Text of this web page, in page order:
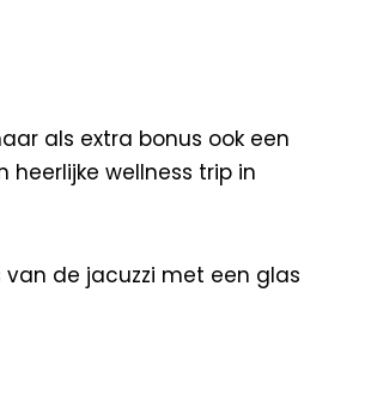
als extra bonus ook een
wellness trip in
de jacuzzi met een glas